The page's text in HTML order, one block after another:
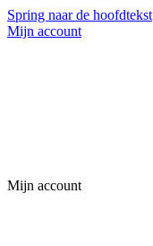
Spring naar de hoofdtekst
Mijn account
Mijn account